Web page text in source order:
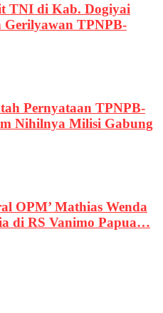
TNI di Kab. Dogiyai
Gerilyawan TPNPB-
Pernyataan TPNPB-
Nihilnya Milisi Gabung
OPM’ Mathias Wenda
di RS Vanimo Papua…